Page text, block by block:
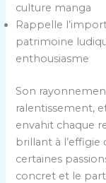
culture manga
Rappelle
patrimoine
enthousiasme
Son
ralentissement,
envahit chaque
brillant à l’effigie
certaines
concret et le